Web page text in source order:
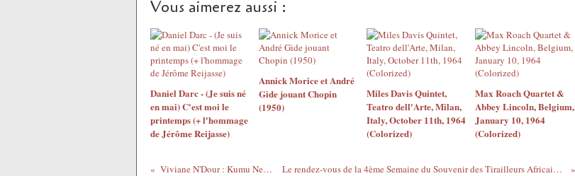
Vous aimerez aussi :
Daniel Darc - (Je suis né
en mai) C'est moi le
printemps (+ l'hommage
de Jérôme Reijasse)
Annick Morice et André
Gide jouant Chopin
(1950)
Miles Davis Quintet,
Teatro dell'Arte, Milan,
Italy, October 11th, 1964
(Colorized)
Max Roach Quartet &
Abbey Lincoln, Belgium,
January 10, 1964
(Colorized)
Viviane N'Dour : Kumu Neexul Le rendez-vous de la 4ème Semaine du Souvenir des Tirailleurs Africains 2011